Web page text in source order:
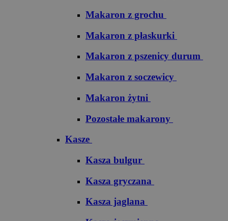
Makaron z grochu
Makaron z płaskurki
Makaron z pszenicy durum
Makaron z soczewicy
Makaron żytni
Pozostałe makarony
Kasze
Kasza bulgur
Kasza gryczana
Kasza jaglana